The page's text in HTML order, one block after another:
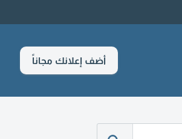
أضف إعلانك مجاناً